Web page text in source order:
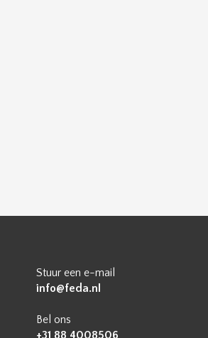
Stuur een e-mail
info@feda.nl
Bel ons
+31 88 4008506